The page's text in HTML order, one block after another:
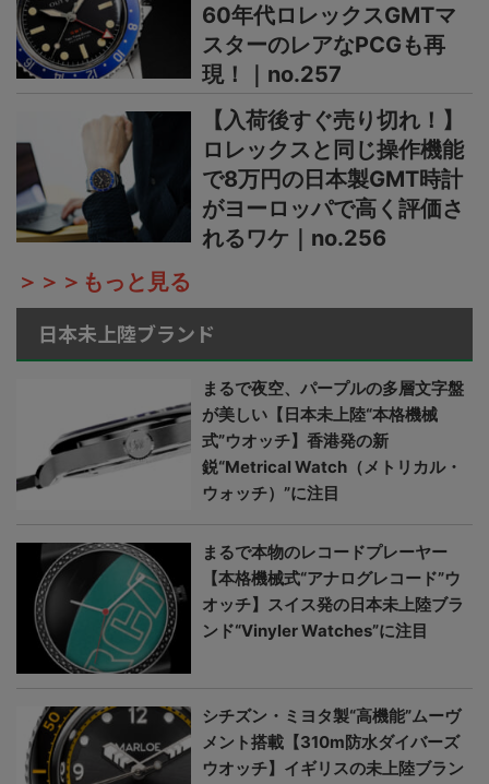
60年代ロレックスGMTマ
スターのレアなPCGも再
現！｜no.257
【入荷後すぐ売り切れ！】
ロレックスと同じ操作機能
で8万円の日本製GMT時計
がヨーロッパで高く評価さ
れるワケ｜no.256
＞＞＞もっと見る
日本未上陸ブランド
まるで夜空、パープルの多層文字盤
が美しい【日本未上陸“本格機械
式”ウオッチ】香港発の新
鋭“Metrical Watch（メトリカル・
ウォッチ）”に注目
まるで本物のレコードプレーヤー
【本格機械式“アナログレコード”ウ
オッチ】スイス発の日本未上陸ブラ
ンド“Vinyler Watches”に注目
シチズン・ミヨタ製“高機能”ムーヴ
メント搭載【310m防水ダイバーズ
ウオッチ】イギリスの未上陸ブラン